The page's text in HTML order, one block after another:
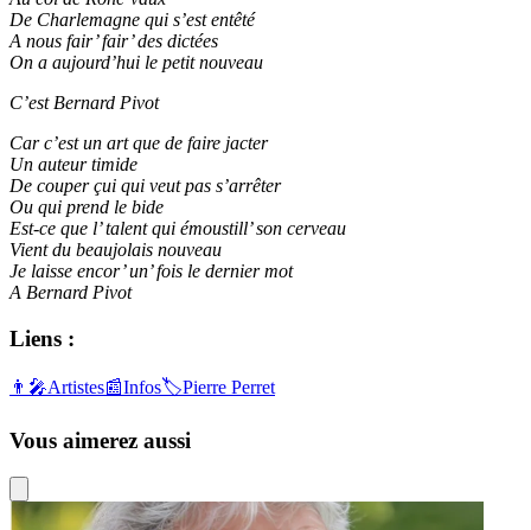
De Charlemagne qui s’est entêté
A nous fair’ fair’ des dictées
On a aujourd’hui le petit nouveau
C’est Bernard Pivot
Car c’est un art que de faire jacter
Un auteur timide
De couper çui qui veut pas s’arrêter
Ou qui prend le bide
Est-ce que l’ talent qui émoustill’ son cerveau
Vient du beaujolais nouveau
Je laisse encor’ un’ fois le dernier mot
A Bernard Pivot
Liens :
👨‍🎤Artistes📰Infos🏷️Pierre Perret
Vous aimerez aussi